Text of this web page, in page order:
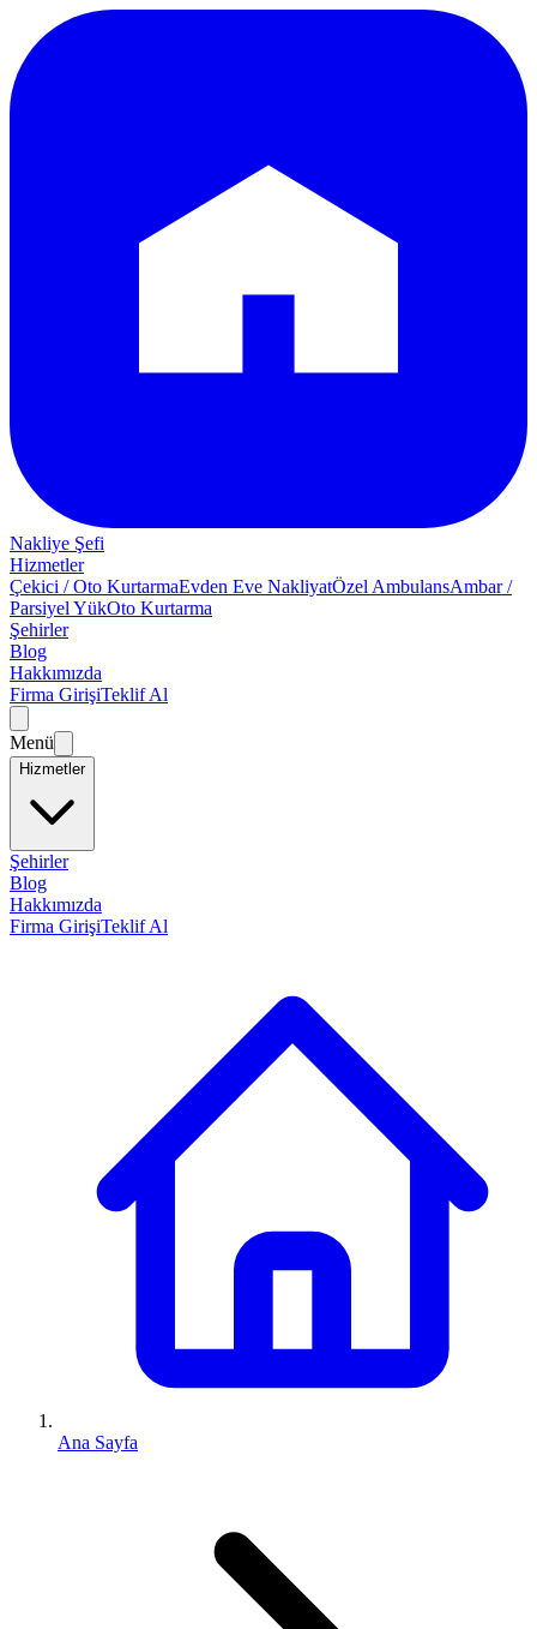
Nakliye Şefi
Hizmetler
Çekici / Oto KurtarmaEvden Eve NakliyatÖzel AmbulansAmbar /
Parsiyel YükOto Kurtarma
Şehirler
Blog
Hakkımızda
Firma GirişiTeklif Al
Menü
Hizmetler
Şehirler
Blog
Hakkımızda
Firma GirişiTeklif Al
Ana Sayfa